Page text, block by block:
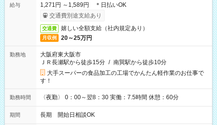
給与
1,271円 ～1,589円 ＊日払いOK
交通費別途支給あり
交通費 嬉しい全額支給（社内規定あり）
月収例 20～25万円
勤務地
大阪府東大阪市
ＪＲ長瀬駅から徒歩15分 / 南巽駅から徒歩10分
大手スーパーの食品加工の工場でかんたん軽作業のお仕事で
す！
勤務時間 〈夜勤〉 0：00～翌8：30 実働：7.5時間 休憩：60分
期間 長期 開始日相談OK